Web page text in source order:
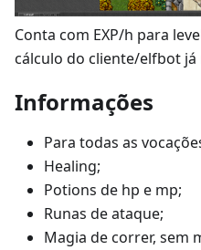
Conta com EXP/h para
cálculo do cliente/elfbot
Informações
Para todas as
Healing;
Potions de hp e mp;
Runas de ataque;
Magia de correr, sem